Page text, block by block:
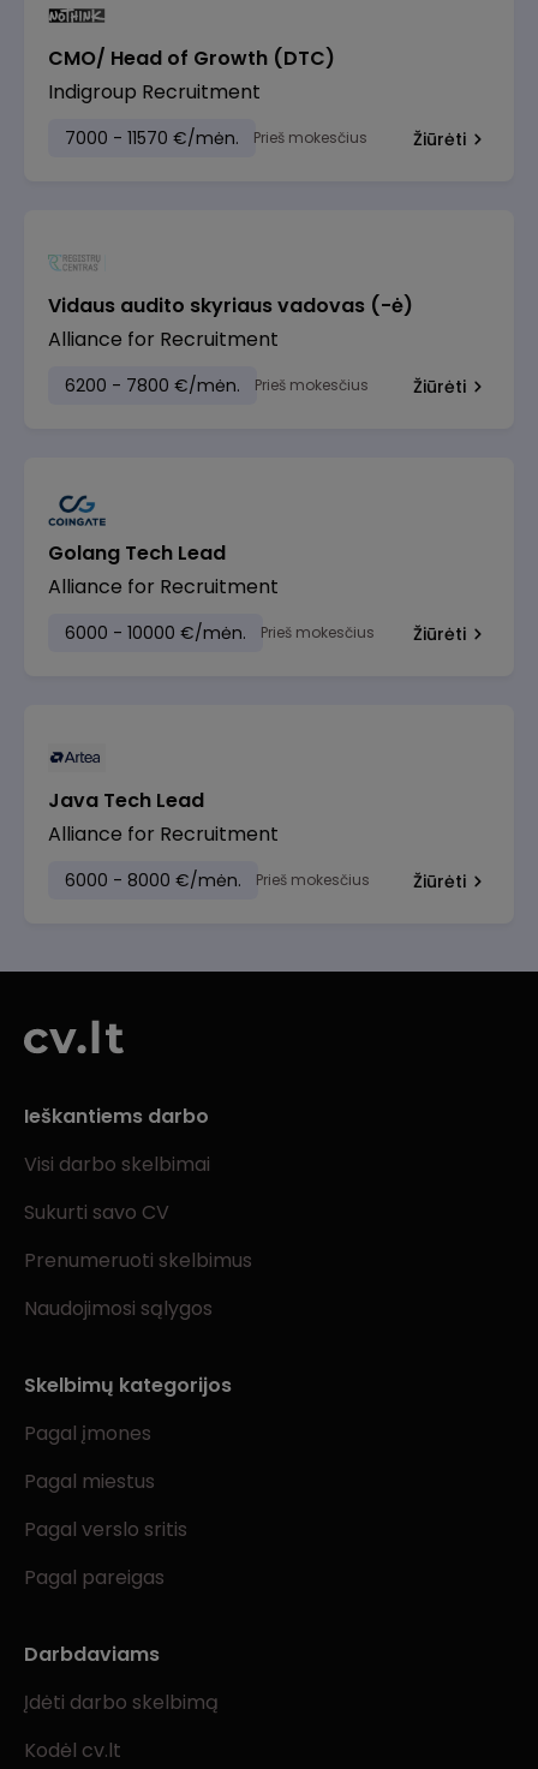
CMO/ Head of Growth (DTC)
Indigroup Recruitment
7000 - 11570 €/mėn. Prieš mokesčius Žiūrėti
Vidaus audito skyriaus vadovas (-ė)
Alliance for Recruitment
6200 - 7800 €/mėn. Prieš mokesčius Žiūrėti
Golang Tech Lead
Alliance for Recruitment
6000 - 10000 €/mėn. Prieš mokesčius Žiūrėti
Java Tech Lead
Alliance for Recruitment
6000 - 8000 €/mėn. Prieš mokesčius Žiūrėti
Ieškantiems darbo
Visi darbo skelbimai
Sukurti savo CV
Prenumeruoti skelbimus
Naudojimosi sąlygos
Skelbimų kategorijos
Pagal įmones
Pagal miestus
Pagal verslo sritis
Pagal pareigas
Darbdaviams
Įdėti darbo skelbimą
Kodėl cv.lt